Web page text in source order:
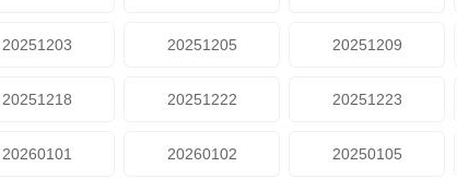
20251203 20251205 20251209
20251218 20251222 20251223
20260101 20260102 20250105